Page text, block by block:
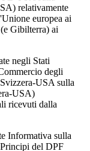
relativamente
europea ai
Gibilterra) ai
negli Stati
degli
USA sulla
USA)
ricevuti dalla
Informativa sulla
del DPF